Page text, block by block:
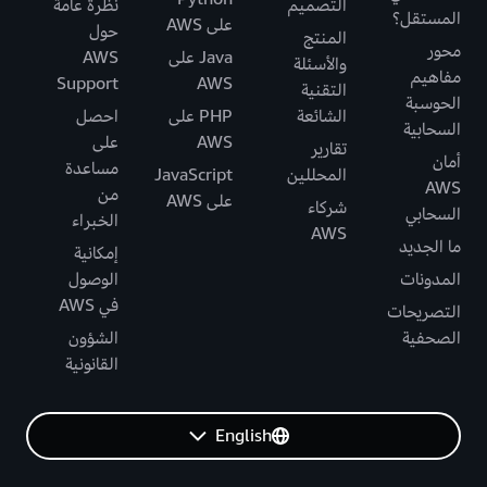
المستقل؟
محور
مفاهيم
الحوسبة
السحابية
أمان
AWS
السحابي
ما الجديد
المدونات
التصريحات
الصحفية
التصميم
المنتج
والأسئلة
التقنية
الشائعة
تقارير
المحللين
شركاء
AWS
على AWS
Java على
AWS
PHP على
AWS
JavaScript
على AWS
نظرة عامة
حول
AWS
Support
احصل
على
مساعدة
من
الخبراء
إمكانية
الوصول
في AWS
الشؤون
القانونية
English